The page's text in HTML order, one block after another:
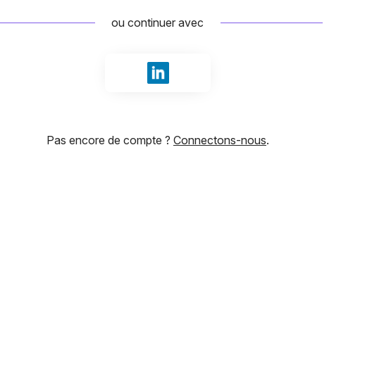
ou continuer avec
Se connecter avec LinkedIn
Pas encore de compte ? Connectons-nous.